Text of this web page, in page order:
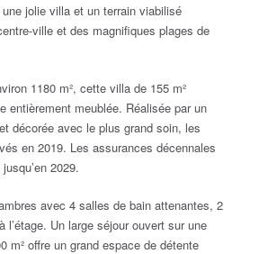
jolie villa et un terrain viabilisé
ville et des magnifiques plages de
1180 m², cette villa de 155 m²
entièrement meublée. Réalisée par un
décorée avec le plus grand soin, les
en 2019. Les assurances décennales
2029.
avec 4 salles de bain attenantes, 2
l’étage. Un large séjour ouvert sur une
m² offre un grand espace de détente